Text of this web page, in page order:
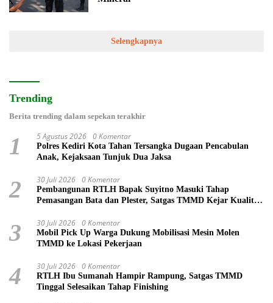
Selengkapnya
Trending
Berita trending dalam sepekan terakhir
1 5 Agustus 2026 0 Komentar
Polres Kediri Kota Tahan Tersangka Dugaan Pencabulan
Anak, Kejaksaan Tunjuk Dua Jaksa
2 30 Juli 2026 0 Komentar
Pembangunan RTLH Bapak Suyitno Masuki Tahap
Pemasangan Bata dan Plester, Satgas TMMD Kejar Kualitas
3 30 Juli 2026 0 Komentar
Mobil Pick Up Warga Dukung Mobilisasi Mesin Molen
TMMD ke Lokasi Pekerjaan
4 30 Juli 2026 0 Komentar
RTLH Ibu Sumanah Hampir Rampung, Satgas TMMD
Tinggal Selesaikan Tahap Finishing